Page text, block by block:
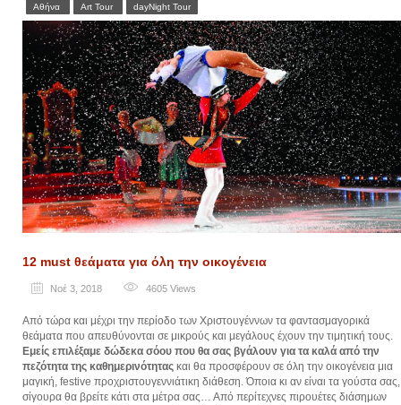
Αθήνα Art Tour dayNight Tour
12 must θεάματα για όλη την οικογένεια
Νοέ 3, 2018 4605 Views
Από τώρα και μέχρι την περίοδο των Χριστουγέννων τα φαντασμαγορικά
θεάματα που απευθύνονται σε μικρούς και μεγάλους έχουν την τιμητική τους.
Εμείς επιλέξαμε δώδεκα σόου που θα σας βγάλουν για τα καλά από την
πεζότητα της καθημερινότητας και θα προσφέρουν σε όλη την οικογένεια μια
μαγική, festive προχριστουγεννιάτικη διάθεση. Όποια κι αν είναι τα γούστα σας,
σίγουρα θα βρείτε κάτι στα μέτρα σας… Από περίτεχνες πιρουέτες διάσημων